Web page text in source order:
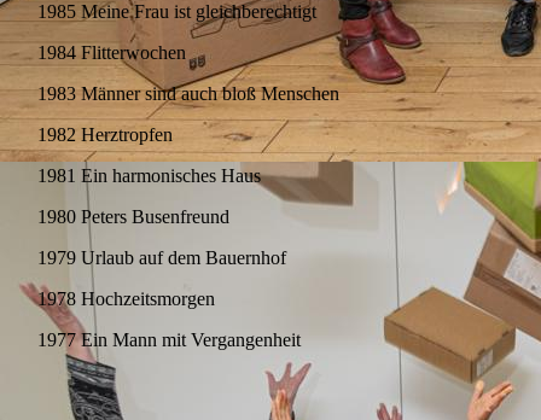
1985 Meine Frau ist gleichberechtigt
1984 Flitterwochen
1983 Männer sind auch bloß Menschen
1982 Herztropfen
1981 Ein harmonisches Haus
1980 Peters Busenfreund
1979 Urlaub auf dem Bauernhof
1978 Hochzeitsmorgen
1977 Ein Mann mit Vergangenheit